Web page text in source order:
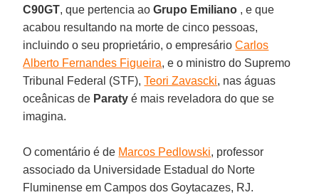
C90GT, que pertencia aoGrupo Emiliano , e que
acabou resultando na morte de cinco pessoas,
incluindo o seu proprietário, o empresárioCarlos
Alberto Fernandes Figueira, e o ministro do Supremo
Tribunal Federal (STF),Teori Zavascki, nas águas
oceânicas de Paraty é mais reveladora do que se
imagina.
O comentário é de Marcos Pedlowski, professor
associado da Universidade Estadual do Norte
Fluminense em Campos dos Goytacazes, RJ.